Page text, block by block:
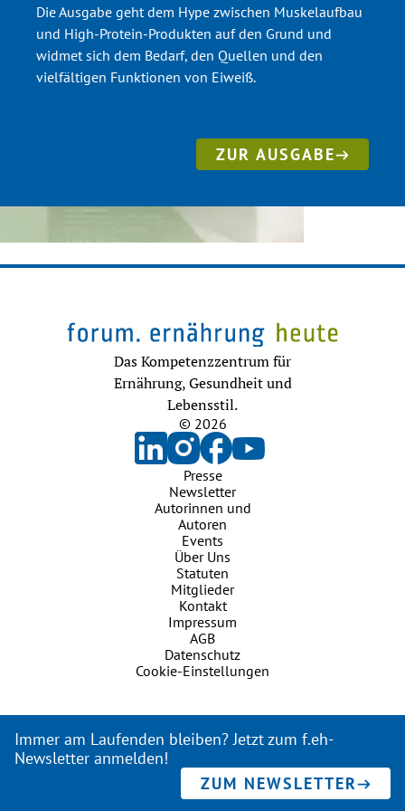
Molecularcharacterization, Cross-reactivity, and Detection Strategies. Compr
Rev Food Sci Food Saf: 1–29 (2020).
Die Ausgabe geht dem Hype zwischen Muskelaufbau
und High-Protein-Produkten auf den Grund und
widmet sich dem Bedarf, den Quellen und den
vielfältigen Funktionen von Eiweiß.
ZUR AUSGABE
Das Kompetenzzentrum für
Ernährung, Gesundheit und
Lebensstil.
© 2026
Presse
Newsletter
Autorinnen und
Autoren
Events
Über Uns
Statuten
Mitglieder
Kontakt
Impressum
AGB
Datenschutz
Cookie-Einstellungen
Immer am Laufenden bleiben? Jetzt zum f.eh-
Newsletter anmelden!
ZUM NEWSLETTER